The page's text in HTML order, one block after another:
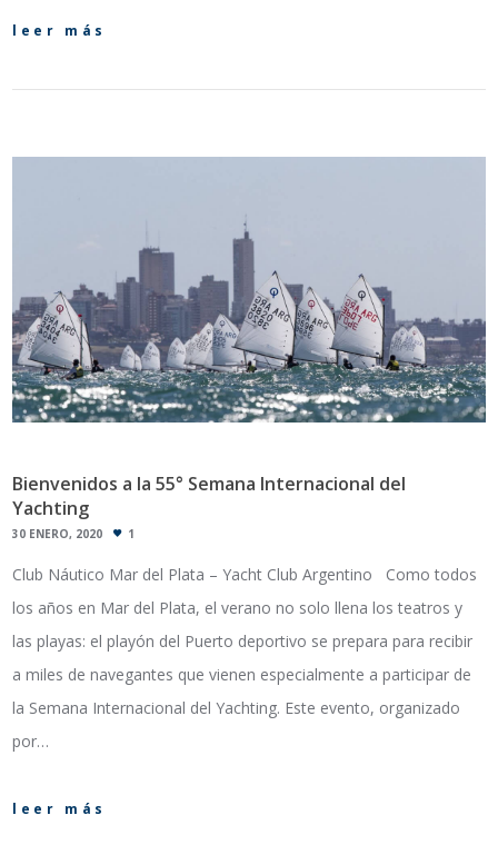
leer más
Bienvenidos a la 55° Semana Internacional del
Yachting
30 ENERO, 2020 1
Club Náutico Mar del Plata – Yacht Club Argentino Como todos
los años en Mar del Plata, el verano no solo llena los teatros y
las playas: el playón del Puerto deportivo se prepara para recibir
a miles de navegantes que vienen especialmente a participar de
la Semana Internacional del Yachting. Este evento, organizado
por…
leer más